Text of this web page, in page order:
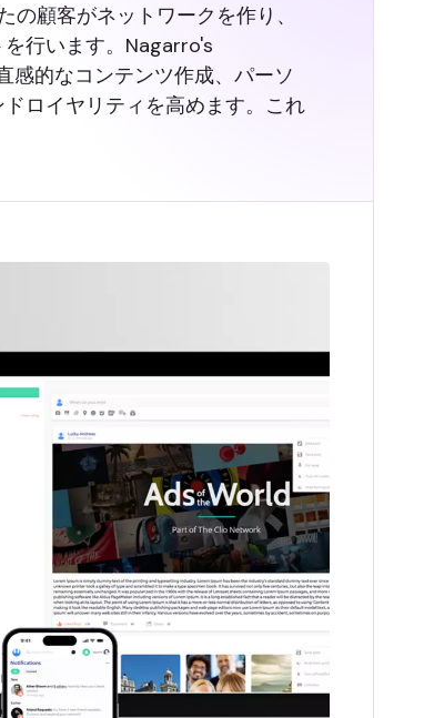
顧客がネットワークを作り、
行います。Nagarro's
感的なコンテンツ作成、パーソ
ロイヤリティを高めます。これ